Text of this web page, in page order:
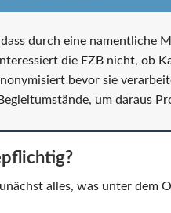
durch eine namentliche
die EZB nicht, ob
bevor sie
um daraus
alles, was unter dem